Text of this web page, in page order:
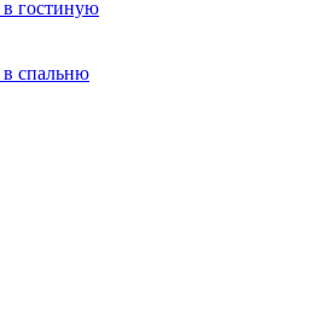
гостиную
спальню